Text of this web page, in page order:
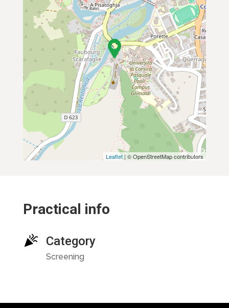
Leaflet | © OpenStreetMap contributors
Practical info
Category
Screening